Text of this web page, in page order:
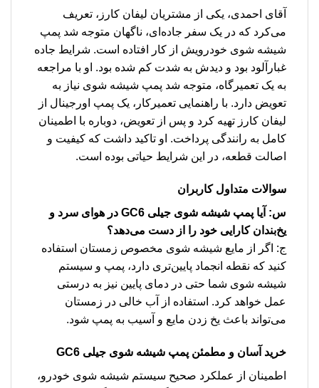
آقای احمدی، یکی از مشتریان لیفان کارز، تعریف
می‌کرد که در یک سفر جاده‌ای، ناگهان متوجه شد پمپ
شیشه شوی خودرویش از کار افتاده است. شرایط جاده
غبارآلود بود و دیدش به شدت کم شده بود. او با مراجعه
به یک تعمیرگاه، متوجه شد پمپ شیشه شوی نیاز به
تعویض دارد. با راهنمایی تعمیرکار، یک پمپ اورجینال از
لیفان کارز تهیه کرد و پس از تعویض، دوباره با اطمینان
کامل به رانندگی پرداخت. او تاکید داشت که کیفیت و
اصالت قطعه، در این شرایط حیاتی بوده است.
سوالات متداول کاربران
س: آیا پمپ شیشه شوی جیلی GC6 در هوای سرد و
یخ‌بندان کارایی خود را از دست می‌دهد؟
ج: اگر از مایع شیشه شوی مخصوص زمستان استفاده
کنید که نقطه انجماد پایین‌تری دارد، پمپ و سیستم
شیشه شوی شما حتی در دمای پایین نیز به درستی
عمل خواهد کرد. استفاده از آب خالی در زمستان
می‌تواند باعث یخ زدن مایع و آسیب به پمپ شود.
خرید آسان و مطمئن پمپ شیشه شوی جیلی GC6
اطمینان از عملکرد صحیح سیستم شیشه شوی خودرو،